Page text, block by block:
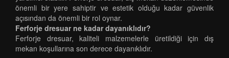
önemli bir yere sahiptir ve estetik olduğu kadar güvenlik
açısından da önemli bir rol oynar.
Ferforje dresuar ne kadar dayanıklıdır?
Ferforje dresuar, kaliteli malzemelerle üretildiği için dış
mekan koşullarına son derece dayanıklıdır.